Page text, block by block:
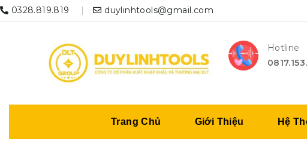
0328.819.819 duylinhtools@gmail.com
Hotline
Trang Chủ Giới Thiệu Hệ